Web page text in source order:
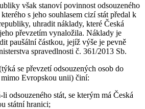
však stanoví povinnost odsouzeného
s jeho souhlasem cizí stát předal k
uhradit náklady, které Česká
převzetím vynaložila. Náklady je
paušální částkou, jejíž výše je pevně
spravedlnosti č. 361/2013 Sb.
se převzetí odsouzených osob do
Evropskou unii) činí:
odsouzeného stát, se kterým má Česká
státní hranici;